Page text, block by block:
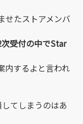
せたストアメンバ
受付の中でStar
内するよと言われ
てしまうのはあ